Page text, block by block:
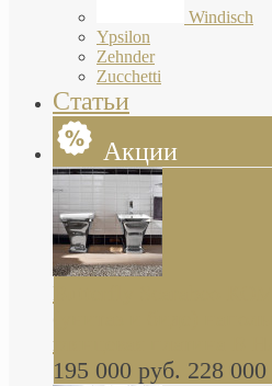
Windisch
Ypsilon
Zehnder
Zucchetti
Статьи
Акции
Butterfly Scarabeo
глянцевая платина В
195 000 руб. 228 000